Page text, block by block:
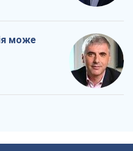
може